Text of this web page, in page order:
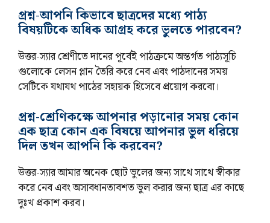
প্রশ্ন-আপনি কিভাবে ছাত্রদের মধ্যে পাঠ্য
বিষয়টিকে অধিক আগ্রহ করে ভুলতে পারবেন?
উত্তর-স্যার শ্রেণীতে দানের পূর্বেই পাঠক্রমে অন্তর্গত পাঠ্যসূচি
গুলোকে লেসন প্লান তৈরি করে নেব এবং পাঠদানের সময়
সেটিকে যথাযথ পাঠের সহায়ক হিসেবে প্রয়োগ করবো।
প্রশ্ন-শ্রেণিকক্ষে আপনার পড়ানোর সময় কোন
এক ছাত্র কোন এক বিষয়ে আপনার ভুল ধরিয়ে
দিল তখন আপনি কি করবেন?
উত্তর-স্যার আমার অনেক ছোট ভুলের জন্য সাথে সাথে স্বীকার
করে নেব এবং অসাবধানতাবশত ভুল করার জন্য ছাত্র এর কাছে
দুঃখ প্রকাশ করব।